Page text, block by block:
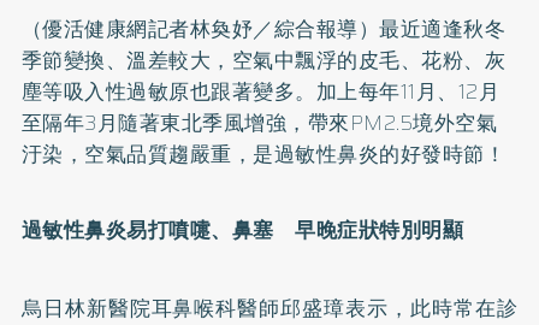
（優活健康網記者林奐妤／綜合報導）最近適逢秋冬
季節變換、溫差較大，空氣中飄浮的皮毛、花粉、灰
塵等吸入性過敏原也跟著變多。加上每年11月、12月
至隔年3月隨著東北季風增強，帶來PM2.5境外空氣
汙染，空氣品質趨嚴重，是過敏性鼻炎的好發時節！
過敏性鼻炎易打噴嚏、鼻塞 早晚症狀特別明顯
烏日林新醫院耳鼻喉科醫師邱盛璋表示，此時常在診